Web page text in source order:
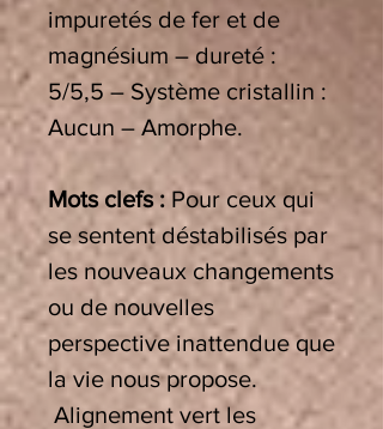
impuretés de fer et de
magnésium – dureté :
5/5,5 – Système cristallin :
Aucun – Amorphe.
Mots clefs :Pour ceux qui
se sentent déstabilisés par
les nouveaux changements
ou de nouvelles
perspective inattendue que
la vie nous propose.
Alignement vert les